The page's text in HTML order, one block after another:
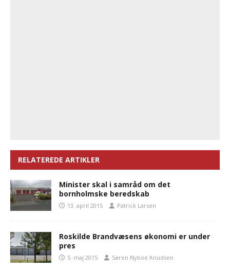
RELATEREDE ARTIKLER
Minister skal i samråd om det
bornholmske beredskab
13. april 2015 Patrick Larsen
Roskilde Brandvæsens økonomi er under
pres
5. maj 2015 Søren Nyboe Knudsen